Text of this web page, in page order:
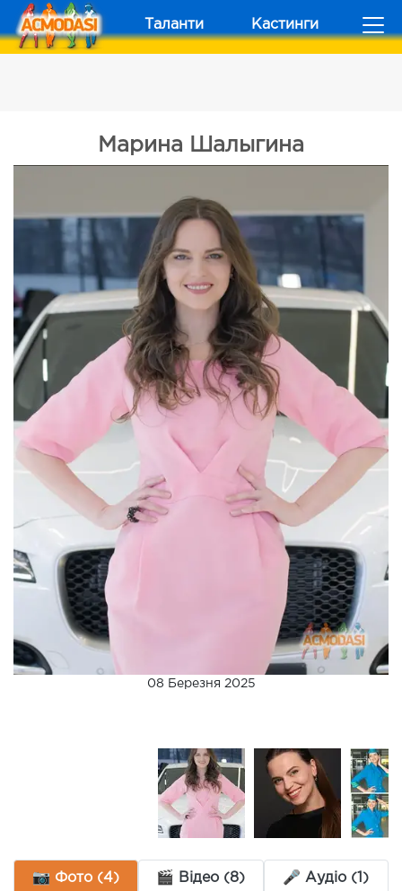
Таланти Кастинги
Марина Шалыгина
08 Березня 2025
📷 Фото (4) 🎬 Відео (8) 🎤 Аудіо (1)